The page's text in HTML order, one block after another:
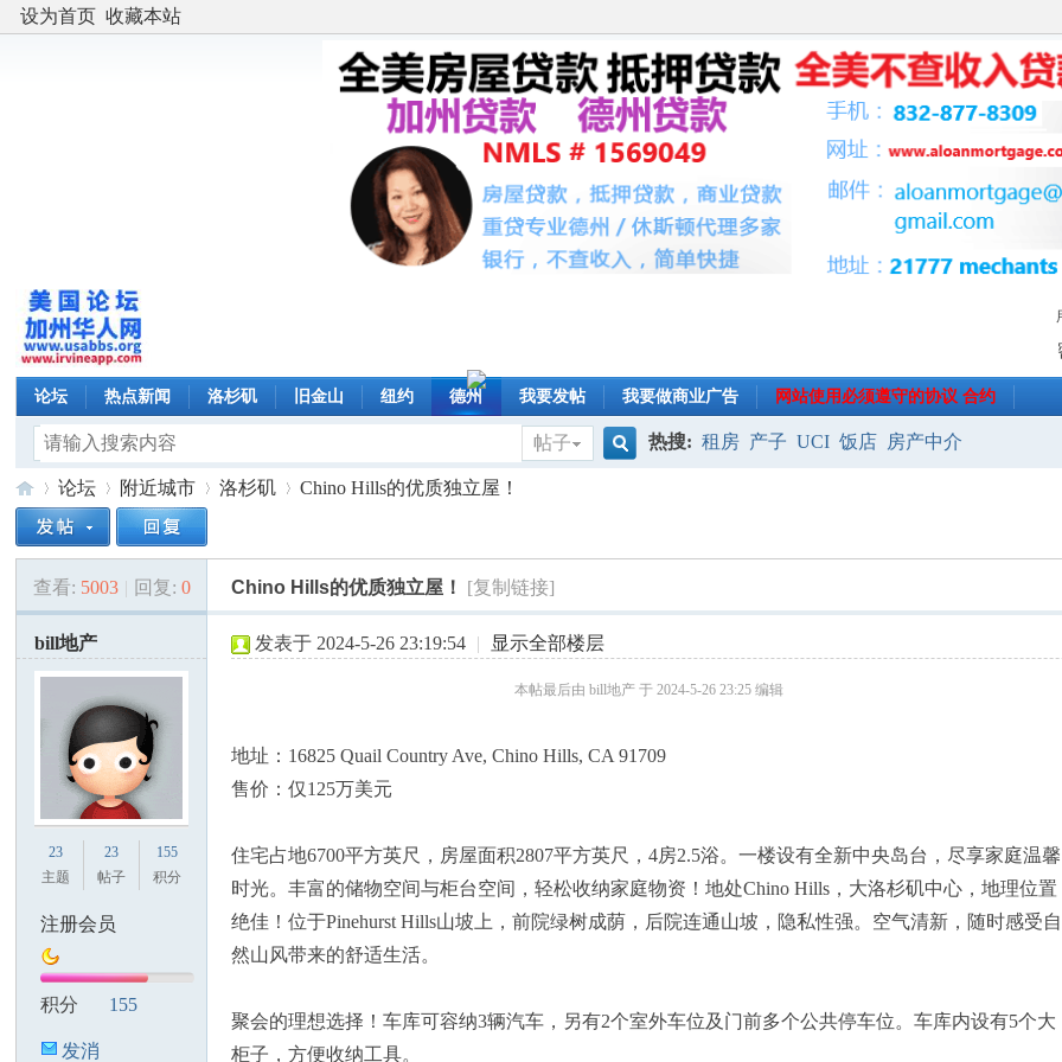
设为首页 收藏本站
论坛 热点新闻 洛杉矶 旧金山 纽约 德州 我要发帖 我要做商业广告 网站使用必须遵守的协议 合约
帖子
热搜: 租房 产子 UCI 饭店 房产中介
美
国
»
论坛
›
附近城市 洛杉矶
›
Chino Hills的优质独立屋！
查看: 5003 | 回复: 0 Chino Hills的优质独立屋！ [复制链接]
bill地产
23
主题
23
帖子
155
积分
注册会员
积分 155
发消
发表于 2024-5-26 23:19:54 | 显示全部楼层
本帖最后由 bill地产 于 2024-5-26 23:25 编辑
地址：16825 Quail Country Ave, Chino Hills, CA 91709
售价：仅125万美元
住宅占地6700平方英尺，房屋面积2807平方英尺，4房2.5浴。一楼设有全新中央岛台，尽享家庭温馨
时光。丰富的储物空间与柜台空间，轻松收纳家庭物资！地处Chino Hills，大洛杉矶中心，地理位置
绝佳！位于Pinehurst Hills山坡上，前院绿树成荫，后院连通山坡，隐私性强。空气清新，随时感受自
然山风带来的舒适生活。
聚会的理想选择！车库可容纳3辆汽车，另有2个室外车位及门前多个公共停车位。车库内设有5个大
柜子，方便收纳工具。